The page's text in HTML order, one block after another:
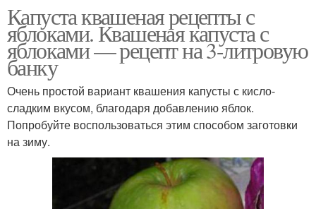
Капуста квашеная рецепты с
яблоками. Квашеная капуста с
яблоками — рецепт на 3-литровую
банку
Очень простой вариант квашения капусты с кисло-
сладким вкусом, благодаря добавлению яблок.
Попробуйте воспользоваться этим способом заготовки
на зиму.